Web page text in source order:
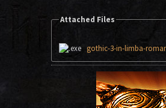
Attached Files
gothic-3-in-limba-